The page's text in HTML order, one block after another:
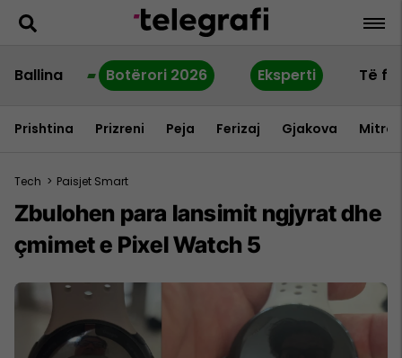
Ballina Botërori 2026 Eksperti Të
Prishtina Prizreni Peja Ferizaj Gjakova
Tech > Paisjet Smart
Zbulohen para lansimit ngjyrat dhe
çmimet e Pixel Watch 5